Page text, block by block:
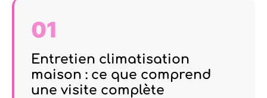
01
Entretien climatisation
maison : ce que comprend
une visite complète